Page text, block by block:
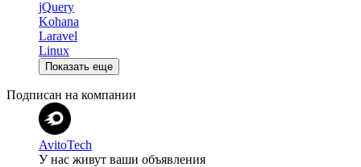
jQuery
Kohana
Laravel
Linux
Показать еще
Подписан на компании
AvitoTech
У нас живут ваши объявления